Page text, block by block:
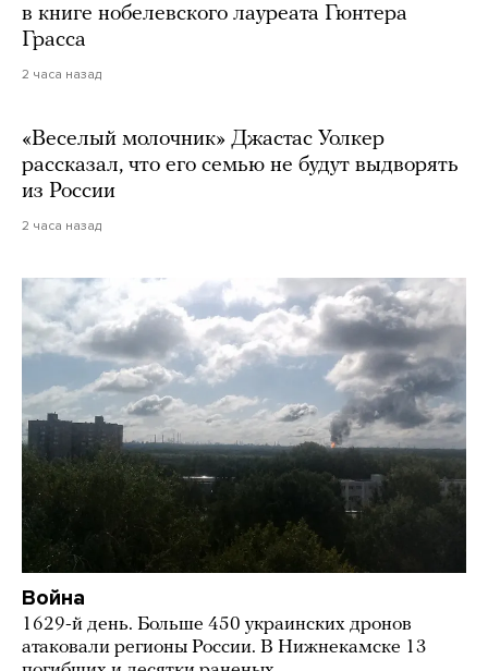
в книге нобелевского лауреата Гюнтера
Грасса
2 часа назад
«Веселый молочник» Джастас Уолкер
рассказал, что его семью не будут выдворять
из России
2 часа назад
Война
1629-й день. Больше 450 украинских дронов
атаковали регионы России. В Нижнекамске 13